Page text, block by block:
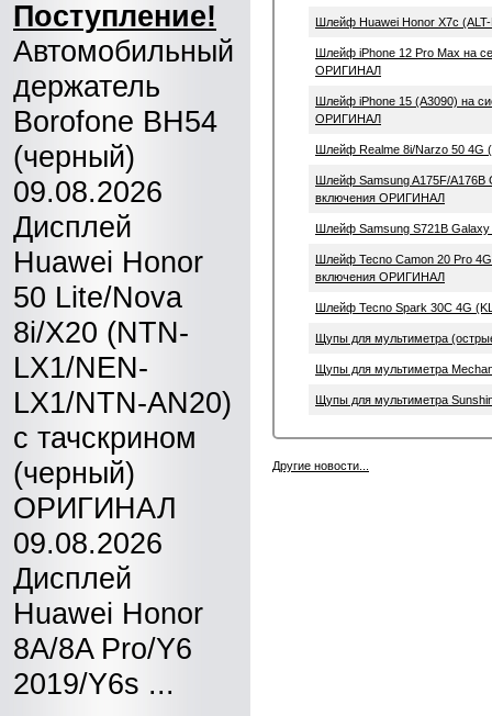
Поступление!
Автомобильный
держатель
Borofone BH54
(черный)
09.08.2026
Дисплей
Huawei Honor
50 Lite/Nova
8i/X20 (NTN-
LX1/NEN-
LX1/NTN-AN20)
с тачскрином
(черный)
ОРИГИНАЛ
09.08.2026
Дисплей
Huawei Honor
8A/8A Pro/Y6
2019/Y6s ...
Шлейф Huawei Honor X7c (ALT-
Шлейф iPhone 12 Pro Max на
ОРИГИНАЛ
Шлейф iPhone 15 (A3090) на
ОРИГИНАЛ
Шлейф Realme 8i/Narzo 50 4G
Шлейф Samsung A175F/A176B
включения ОРИГИНАЛ
Шлейф Samsung S721B
Шлейф Tecno Camon 20 Pro
включения ОРИГИНАЛ
Шлейф Tecno Spark 30C 4G
Щупы для мультиметра
Щупы для мультиметра
Щупы для мультиметра
Другие новости...